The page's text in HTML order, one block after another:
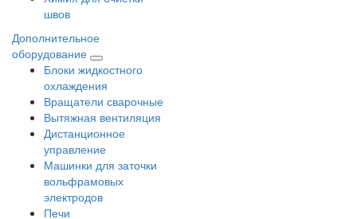
швов
Дополнительное
оборудование
Блоки жидкостного
охлаждения
Вращатели сварочные
Вытяжная вентиляция
Дистанционное
управление
Машинки для заточки
вольфрамовых
электродов
Печи